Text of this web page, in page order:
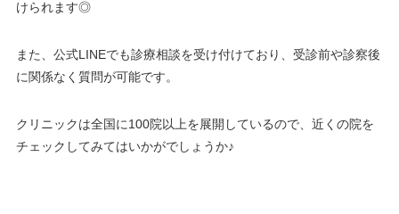
けられます◎
また、公式LINEでも診療相談を受け付けており、受診前や診察後
に関係なく質問が可能です。
クリニックは全国に100院以上を展開しているので、近くの院を
チェックしてみてはいかがでしょうか♪